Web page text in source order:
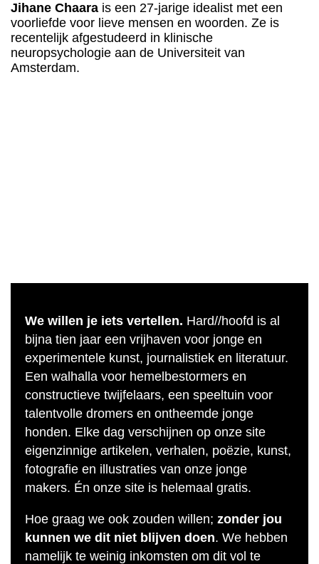
Jihane Chaara is een 27-jarige idealist met een
voorliefde voor lieve mensen en woorden. Ze is
recentelijk afgestudeerd in klinische
neuropsychologie aan de Universiteit van
Amsterdam.
We willen je iets vertellen. Hard//hoofd is al
bijna tien jaar een vrijhaven voor jonge en
experimentele kunst, journalistiek en literatuur.
Een walhalla voor hemelbestormers en
constructieve twijfelaars, een speeltuin voor
talentvolle dromers en ontheemde jonge
honden. Elke dag verschijnen op onze site
eigenzinnige artikelen, verhalen, poëzie, kunst,
fotografie en illustraties van onze jonge
makers. Én onze site is helemaal gratis.
Hoe graag we ook zouden willen; zonder jou
kunnen we dit niet blijven doen. We hebben
namelijk te weinig inkomsten om dit vol te